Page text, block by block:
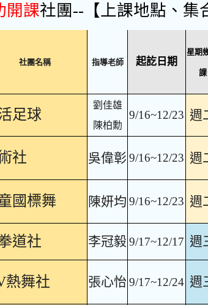
開課社團--【上課地點、集
社團名稱 指導老師 起訖日期
星期
課
足球
劉佳雄
陳柏勳
9/16~12/23 週
社 吳偉彰 9/16~12/23 週
國標舞 陳妍均 9/16~12/23 週
道社 李冠毅 9/17~12/17 週
熱舞社 張心怡 9/17~12/24 週